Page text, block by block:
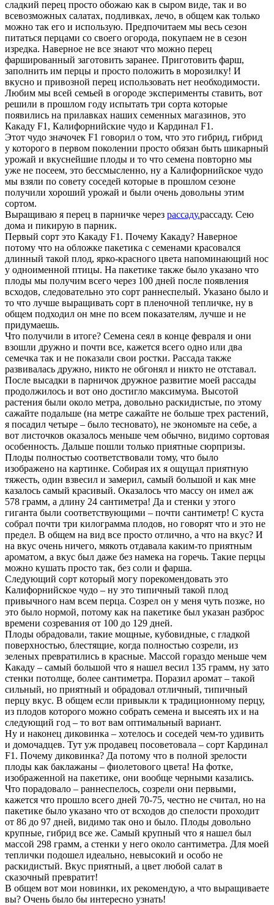
сладкий перец просто обожаю как в сыром виде, так и во
всевозможных салатах, подливках, лечо, в общем как только
можно так его и использую. Предпочитаем мы весь сезон
питаться перцами со своего огорода, покупаем не в сезон
изредка. Наверное не все знают что можно перец
фаршированный заготовить заранее. Приготовить фарш,
заполнить им перцы и просто положить в морозилку! И
вкусно и привозной перец использовать нет необходимости.
Любим мы всей семьей в огороде эксперименты ставить, вот
решили в прошлом году испытать три сорта которые
появились на прилавках наших семенных магазинов, это
Какаду F1, Калифорнийские чудо и Кардинал F1.
Этот чудо значочек F1 говорил о том, что это гибрид, гибрид
у которого в первом поколении просто обязан быть шикарный
урожай и вкуснейшие плоды и то что семена повторно мы
уже не посеем, это бессмысленно, ну а Калифорнийское чудо
мы взяли по совету соседей которые в прошлом сезоне
получили хороший урожай и были очень довольны этим
сортом.
Выращиваю я перец в парничке через рассаду.рассаду. Сею
дома и пикирую в парник.
Первый сорт это Какаду F1. Почему Какаду? Наверное
потому что на обложке пакетика с семенами красовался
длинный такой плод, ярко-красного цвета напоминающий нос
у одноименной птицы. На пакетике также было указано что
плоды мы получим всего через 100 дней после появления
всходов, следовательно это сорт раннеспелый. Указано было и
то что лучше выращивать сорт в пленочной тепличке, ну в
общем подходил он мне по всем показателям, лучше и не
придумаешь.
Что получили в итоге? Семена сеял в конце февраля и они
взошли дружно и почти все, кажется всего одно или два
семечка так и не показали свои ростки. Рассада также
развивалась дружно, никто не обгонял и никто не отставал.
После высадки в парничок дружное развитие моей рассады
продолжилось и вот оно достигло максимума. Высотой
растения были около метра, довольно раскидистые, по этому
сажайте подальше (на метре сажайте не больше трех растений,
я посадил четыре – было тесновато), не экономьте на себе, а
вот листочков оказалось меньше чем обычно, видимо сортовая
особенность. Дальше пошли только приятные сюрпризы.
Плоды полностью соответствовали тому, что было
изображено на картинке. Собирая их я ощущал приятную
тяжесть, один взвесил и замерил, самый большой и как мне
казалось самый красивый. Оказалось что массу он имел аж
578 грамм, а длину 24 сантиметра! Да и стенки у этого
гиганта были соответствующими – почти сантиметр! С куста
собрал почти три килограмма плодов, но говорят что и это не
предел. В общем на вид все просто отлично, а что на вкус? И
на вкус очень ничего, мякоть отдавала каким-то приятным
ароматом, а вкус был даже без намека на горечь. Такие перцы
можно кушать просто так, без соли и фарша.
Следующий сорт который могу порекомендовать это
Калифорнийское чудо – ну это типичный такой плод
привычного нам всем перца. Созрел он у меня чуть позже, но
это было нормой, потому как на пакетике был указан разброс
времени созревания от 100 до 129 дней.
Плоды обрадовали, такие мощные, кубовидные, с гладкой
поверхностью, блестящие, когда полностью созрели, из
зеленых превратились в красные. Массой гораздо меньше чем
Какаду – самый большой что я нашел весил 135 грамм, ну зато
стенки потолще, более сантиметра. Поразил аромат – такой
сильный, но приятный и обрадовал отличный, типичный
перцу вкус. В общем если привыкли к традиционному перцу,
из плодов которого можно собрать семена и высеять их и на
следующий год – то вот вам оптимальный вариант.
Ну и наконец диковинка – хотелось и соседей чем-то удивить
и домочадцев. Тут уж продавец посоветовала – сорт Кардинал
F1. Почему диковинка? Да потому что в полной зрелости
плоды как баклажаны – фиолетового цвета! На фотке,
изображенной на пакетике, они вообще черными казались.
Что порадовало – раннеспелось, созрели они первыми,
кажется что прошло всего дней 70-75, честно не считал, но на
пакетике было указано что от всходов до спелости проходит
от 86 до 97 дней, видимо так оно и было. Плоды довольно
крупные, гибрид все же. Самый крупный что я нашел был
массой 298 грамм, а стенки у него около сантиметра. Для моей
теплички подошел идеально, невысокий и особо не
раскидистый. Вкус приятный, а цвет любой салат в
сказочный превратит!
В общем вот мои новинки, их рекомендую, а что выращиваете
вы? Очень было бы интересно узнать!